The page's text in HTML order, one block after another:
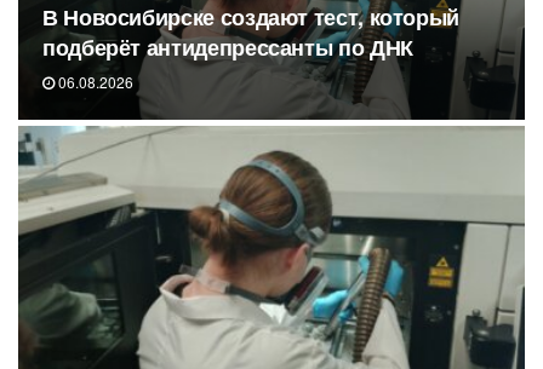
В Новосибирске создают тест, который
подберёт антидепрессанты по ДНК
06.08.2026